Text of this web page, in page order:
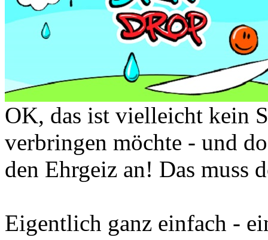
OK, das ist vielleicht kein
verbringen möchte - und
den Ehrgeiz an! Das muss
Eigentlich ganz einfach -